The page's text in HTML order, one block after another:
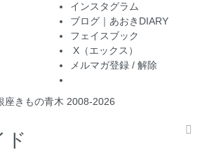
インスタグラム
ブログ｜あおきDIARY
フェイスブック
X（エックス）
メルマガ登録 / 解除
座きもの青木 2008-2026
ド